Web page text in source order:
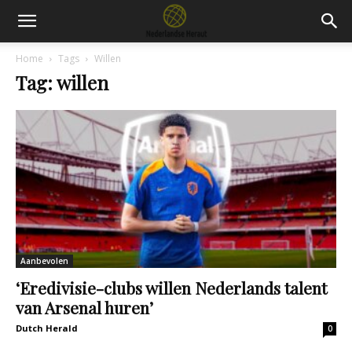
Home Tags Willen
Tag: willen
Aanbevolen
‘Eredivisie-clubs willen Nederlands talent
van Arsenal huren’
Dutch Herald 0